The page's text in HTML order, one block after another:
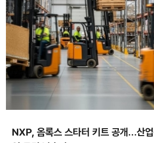
NXP, 옴록스 스타터 키트 공개…산